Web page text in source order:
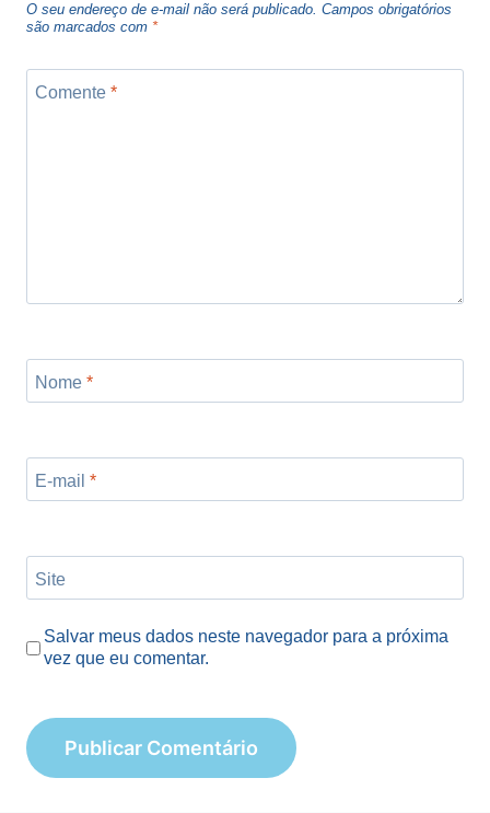
O seu endereço de e-mail não será publicado. Campos obrigatórios
são marcados com *
Comente *
Nome *
E-mail *
Site
Salvar meus dados neste navegador para a próxima
vez que eu comentar.